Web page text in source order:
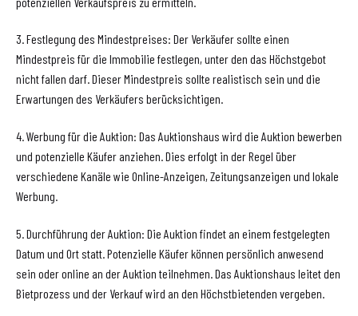
3. Festlegung des Mindestpreises: Der Verkäufer sollte einen
Mindestpreis für die Immobilie festlegen, unter den das Höchstgebot
nicht fallen darf. Dieser Mindestpreis sollte realistisch sein und die
Erwartungen des Verkäufers berücksichtigen.
4. Werbung für die Auktion: Das Auktionshaus wird die Auktion bewerben
und potenzielle Käufer anziehen. Dies erfolgt in der Regel über
verschiedene Kanäle wie Online-Anzeigen, Zeitungsanzeigen und lokale
Werbung.
5. Durchführung der Auktion: Die Auktion findet an einem festgelegten
Datum und Ort statt. Potenzielle Käufer können persönlich anwesend
sein oder online an der Auktion teilnehmen. Das Auktionshaus leitet den
Bietprozess und der Verkauf wird an den Höchstbietenden vergeben.